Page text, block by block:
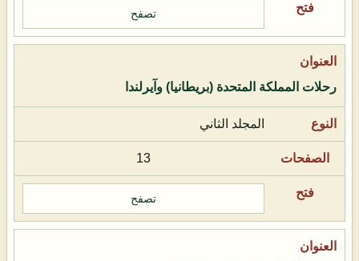
تصفح
رحلات المملكة المتحدة (بريطانيا) وآيرلندا
المجلد الثاني
13
تصفح